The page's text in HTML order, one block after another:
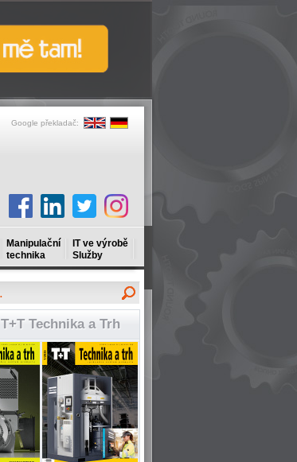
Google překladač:
Manipulační
technika
IT ve výrobě
Služby
T+T Technika a Trh